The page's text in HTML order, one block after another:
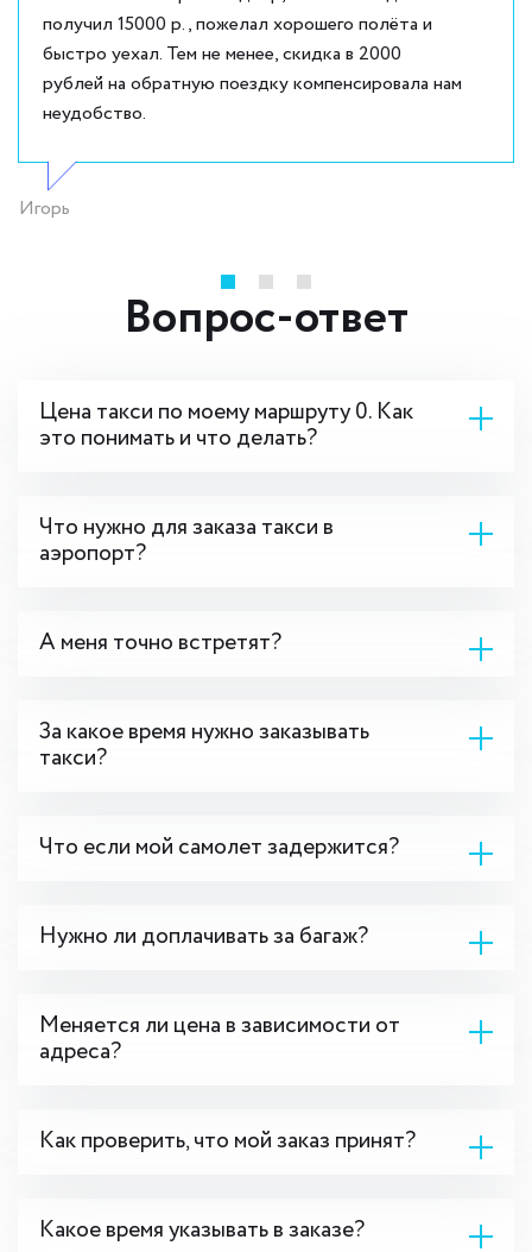
получил 15000 р., пожелал хорошего полёта и
быстро уехал. Тем не менее, скидка в 2000
рублей на обратную поездку компенсировала нам
неудобство.
Игорь
Вопрос-ответ
Цена такси по моему маршруту 0. Как
это понимать и что делать?
Что нужно для заказа такси в
аэропорт?
А меня точно встретят?
За какое время нужно заказывать
такси?
Что если мой самолет задержится?
Нужно ли доплачивать за багаж?
Меняется ли цена в зависимости от
адреса?
Как проверить, что мой заказ принят?
Какое время указывать в заказе?